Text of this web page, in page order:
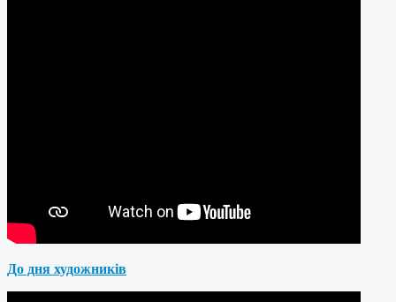
До дня художників